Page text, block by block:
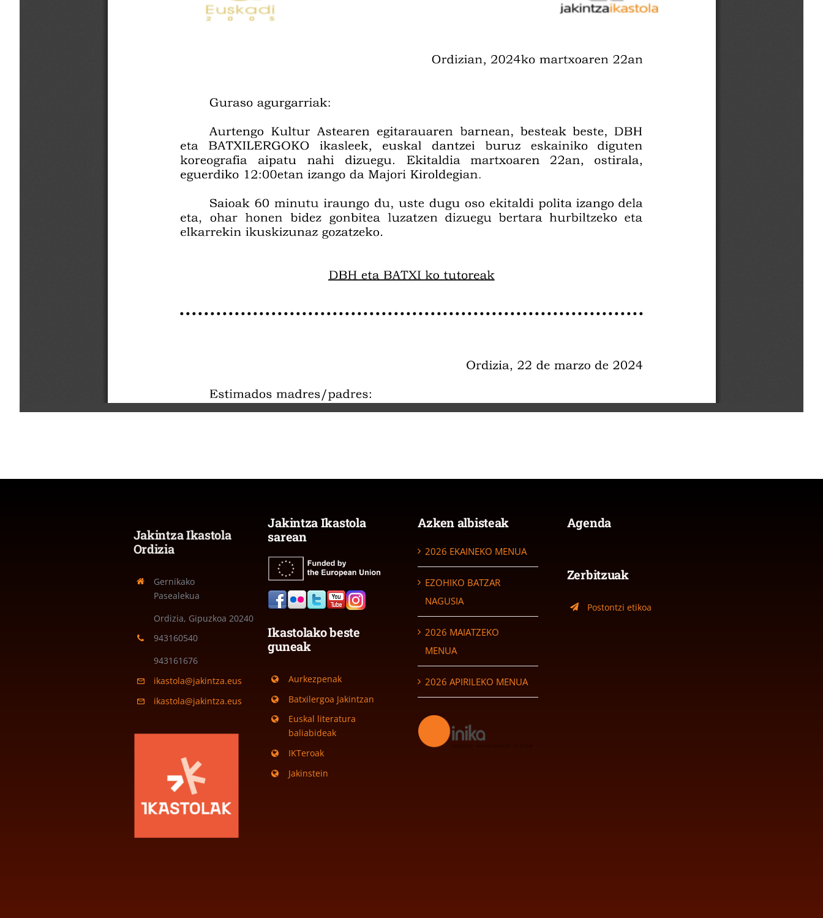
Jakintza Ikastola
Ordizia
Gernikako
Pasealekua
Ordizia, Gipuzkoa 20240
943160540
943161676
ikastola@jakintza.eus
ikastola@jakintza.eus
Jakintza Ikastola
sarean
Ikastolako beste
guneak
Aurkezpenak
Batxilergoa Jakintzan
Euskal literatura
baliabideak
IKTeroak
Jakinstein
Azken albisteak
2026 EKAINEKO MENUA
EZOHIKO BATZAR
NAGUSIA
2026 MAIATZEKO
MENUA
2026 APIRILEKO MENUA
Agenda
Zerbitzuak
Postontzi etikoa